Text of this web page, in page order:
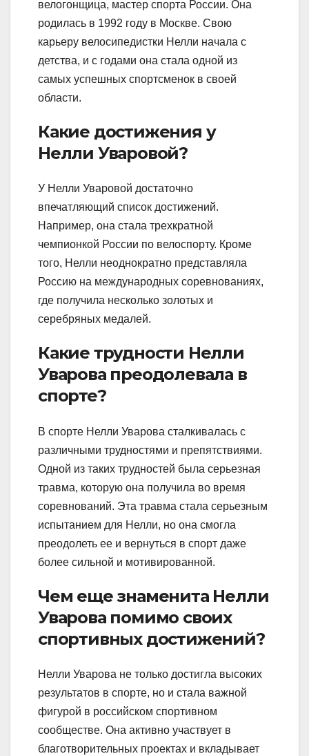
велогонщица, мастер спорта России. Она
родилась в 1992 году в Москве. Свою
карьеру велосипедистки Нелли начала с
детства, и с годами она стала одной из
самых успешных спортсменок в своей
области.
Какие достижения у
Нелли Уваровой?
У Нелли Уваровой достаточно
впечатляющий список достижений.
Например, она стала трехкратной
чемпионкой России по велоспорту. Кроме
того, Нелли неоднократно представляла
Россию на международных соревнованиях,
где получила несколько золотых и
серебряных медалей.
Какие трудности Нелли
Уварова преодолевала в
спорте?
В спорте Нелли Уварова сталкивалась с
различными трудностями и препятствиями.
Одной из таких трудностей была серьезная
травма, которую она получила во время
соревнований. Эта травма стала серьезным
испытанием для Нелли, но она смогла
преодолеть ее и вернуться в спорт даже
более сильной и мотивированной.
Чем еще знаменита Нелли
Уварова помимо своих
спортивных достижений?
Нелли Уварова не только достигла высоких
результатов в спорте, но и стала важной
фигурой в российском спортивном
сообществе. Она активно участвует в
благотворительных проектах и вкладывает